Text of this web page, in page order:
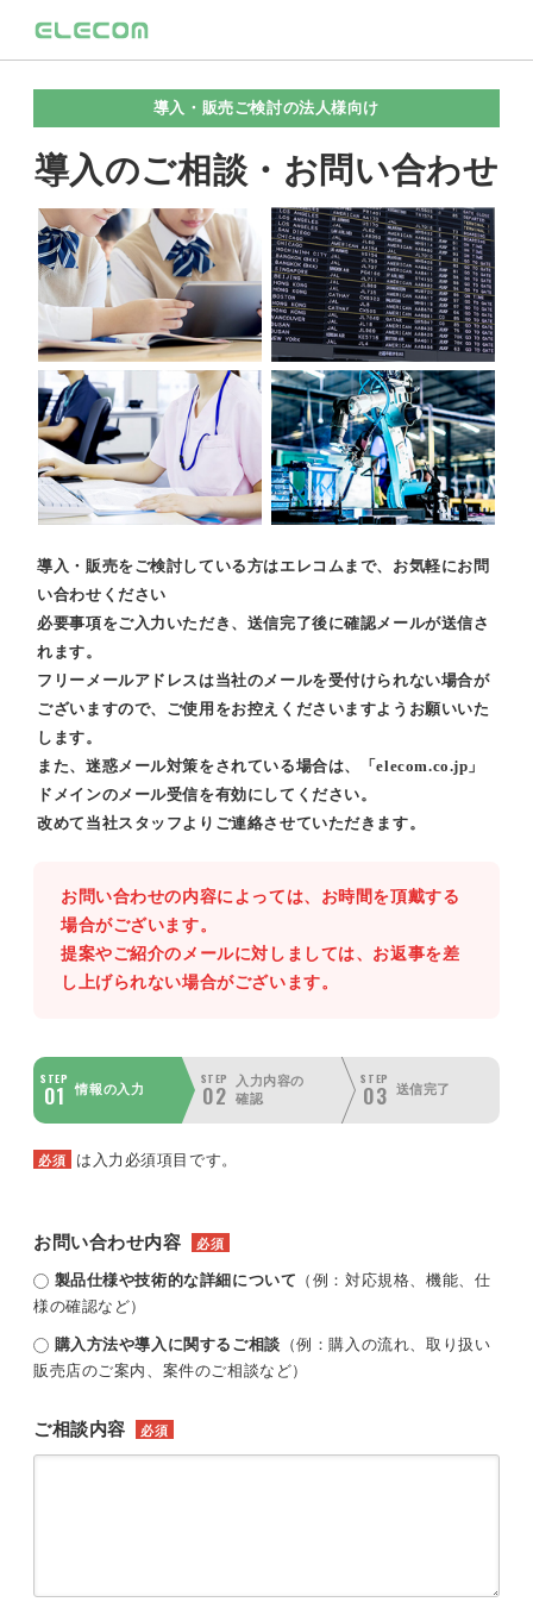
導入・販売ご検討の法人様向け
導入のご相談・お問い合わせ
導入・販売をご検討している方はエレコムまで、お気軽にお問
い合わせください
必要事項をご入力いただき、送信完了後に確認メールが送信さ
れます。
フリーメールアドレスは当社のメールを受付けられない場合が
ございますので、ご使用をお控えくださいますようお願いいた
します。
また、迷惑メール対策をされている場合は、「elecom.co.jp」
ドメインのメール受信を有効にしてください。
改めて当社スタッフよりご連絡させていただきます。
お問い合わせの内容によっては、お時間を頂戴する
場合がございます。
提案やご紹介のメールに対しましては、お返事を差
し上げられない場合がございます。
STEP
01 情報の入力
STEP
02
入力内容の
確認
STEP
03 送信完了
必須 は入力必須項目です。
お問い合わせ内容 必須
製品仕様や技術的な詳細について （例：対応規格、機能、仕
様の確認など）
購入方法や導入に関するご相談 （例：購入の流れ、取り扱い
販売店のご案内、案件のご相談など）
ご相談内容 必須